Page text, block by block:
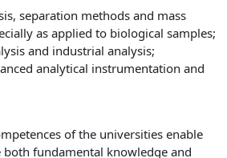
separation methods and mass
as applied to biological samples;
and industrial analysis;
analytical instrumentation and
of the universities enable
fundamental knowledge and